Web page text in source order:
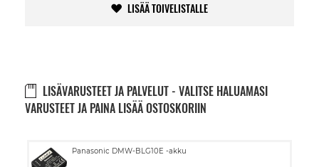
LISÄÄ TOIVELISTALLE
LISÄVARUSTEET JA PALVELUT - VALITSE HALUAMASI
VARUSTEET JA PAINA LISÄÄ OSTOSKORIIN
Panasonic DMW-BLG10E -akku
Lisää